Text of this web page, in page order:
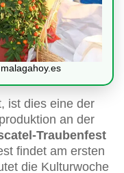
ist dies eine der
an der
Traubenfest
findet am ersten
die Kulturwoche